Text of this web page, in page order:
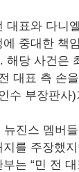
대표와 다니
중대한 책
해당 사건은
대표 측 손
수 부장판사
뉴진스 멤버
를 주장했
는 “민 전